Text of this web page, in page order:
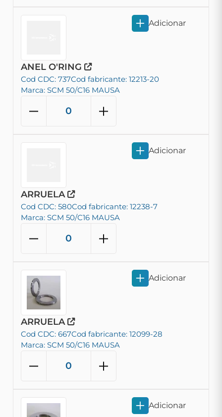
ANEL O'RING
Cod CDC: 737Cod fabricante: 12213-20
Marca: SCM 50/C16 MAUSA
Adicionar
ARRUELA
Cod CDC: 580Cod fabricante: 12238-7
Marca: SCM 50/C16 MAUSA
Adicionar
ARRUELA
Cod CDC: 667Cod fabricante: 12099-28
Marca: SCM 50/C16 MAUSA
Adicionar
Adicionar